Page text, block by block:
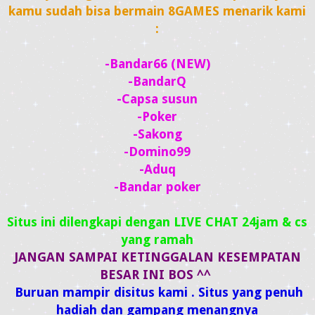
kamu sudah bisa bermain 8GAMES menarik kami
:
-Bandar66 (NEW)
-BandarQ
-Capsa susun
-Poker
-Sakong
-Domino99
-Aduq
-Bandar poker
Situs ini dilengkapi dengan LIVE CHAT 24jam & cs
yang ramah
JANGAN SAMPAI KETINGGALAN KESEMPATAN
BESAR INI BOS ^^
Buruan mampir disitus kami . Situs yang penuh
hadiah dan gampang menangnya